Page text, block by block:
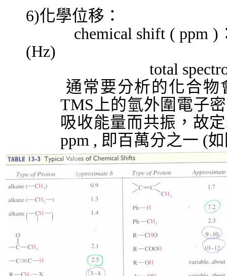
6)化學位移：
chemical shift ( ppm )
(Hz)
total spectrometer
通常要分析的化合物
TMS上的氫外圍電子
吸收能量而共振，故
ppm , 即百萬分之一 (